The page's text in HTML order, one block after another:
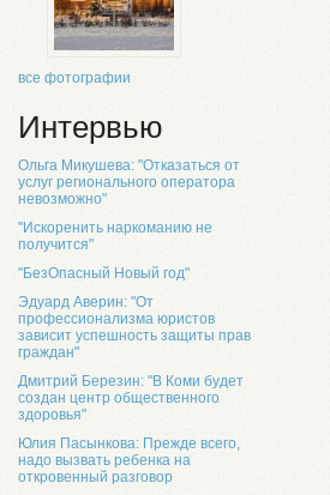
все фотографии
Интервью
Ольга Микушева: "Отказаться от
услуг регионального оператора
невозможно"
"Искоренить наркоманию не
получится"
"БезОпасный Новый год"
Эдуард Аверин: "От
профессионализма юристов
зависит успешность защиты прав
граждан"
Дмитрий Березин: "В Коми будет
создан центр общественного
здоровья"
Юлия Пасынкова: Прежде всего,
надо вызвать ребенка на
откровенный разговор